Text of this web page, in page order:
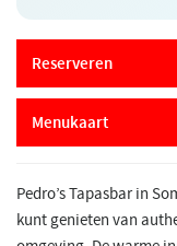
Reserveren
Menukaart
Pedro’s Tapasbar in
kunt genieten van